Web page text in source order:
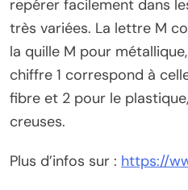
repérer facilement dans
très variées. La lettre M
la quille M pour
chiffre 1 correspond à
fibre et 2 pour le
creuses.
Plus d’infos sur : https://